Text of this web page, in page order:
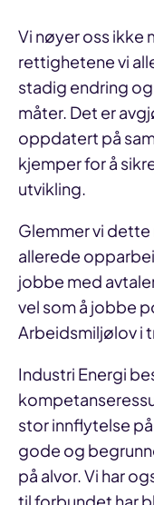
Vi nøyer oss ikke
rettighetene vi
stadig endring
måter. Det er
oppdatert på
kjemper for å
utvikling.
Glemmer vi dette
allerede
jobbe med
vel som å jobbe
Arbeidsmiljølov i
Industri Energi
stor innflytelse
gode og
på alvor. Vi har